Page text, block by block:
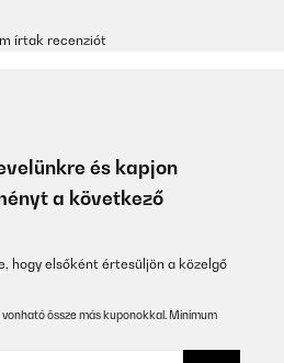
írtak recenziót
és kapjon
a következő
hogy elsőként értesüljön a közelgő
össze más kuponokkal. Minimum